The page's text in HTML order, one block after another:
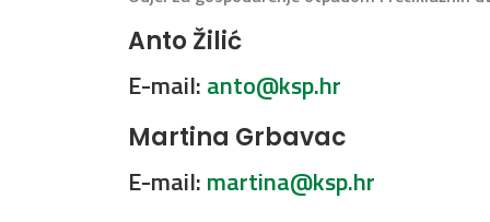
Anto Žilić
E-mail: anto@ksp.hr
Martina Grbavac
E-mail: martina@ksp.hr